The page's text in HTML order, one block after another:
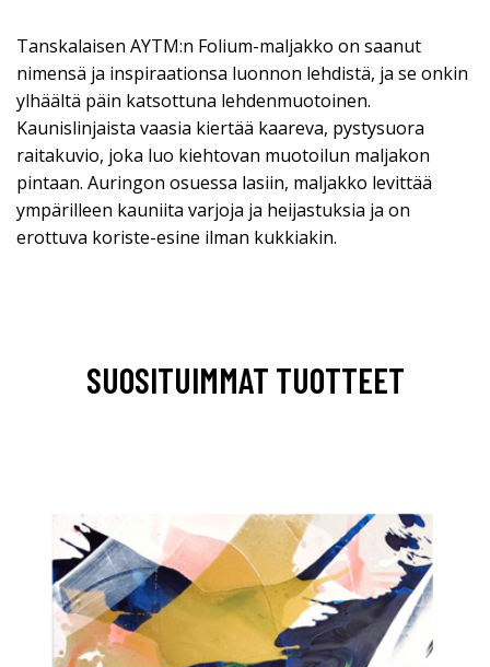
Tanskalaisen AYTM:n Folium-maljakko on saanut
nimensä ja inspiraationsa luonnon lehdistä, ja se onkin
ylhäältä päin katsottuna lehdenmuotoinen.
Kaunislinjaista vaasia kiertää kaareva, pystysuora
raitakuvio, joka luo kiehtovan muotoilun maljakon
pintaan. Auringon osuessa lasiin, maljakko levittää
ympärilleen kauniita varjoja ja heijastuksia ja on
erottuva koriste-esine ilman kukkiakin.
SUOSITUIMMAT TUOTTEET